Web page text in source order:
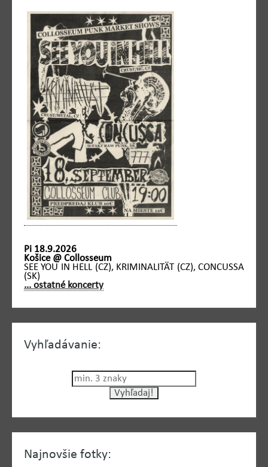
Pi 18.9.2026
Košice @ Collosseum
SEE YOU IN HELL (CZ), KRIMINALITÄT (CZ), CONCUSSA
(SK)
... ostatné koncerty
Vyhľadávanie:
Najnovšie fotky: